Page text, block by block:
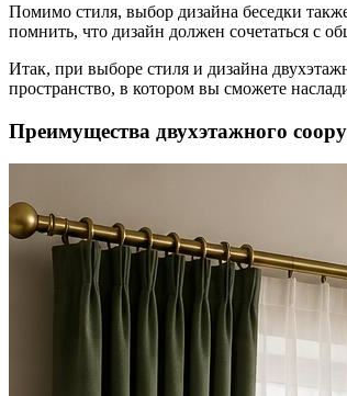
Помимо стиля, выбор дизайна беседки
помнить, что дизайн должен сочетаться с
Итак, при выборе стиля и дизайна
пространство, в котором вы сможете
Преимущества двухэтажного